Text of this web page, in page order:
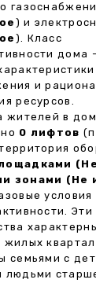
) и
). Класс
дома
и
ресурсов.
жителей в
0 лифтов
зонами (Не
условия
семьями с